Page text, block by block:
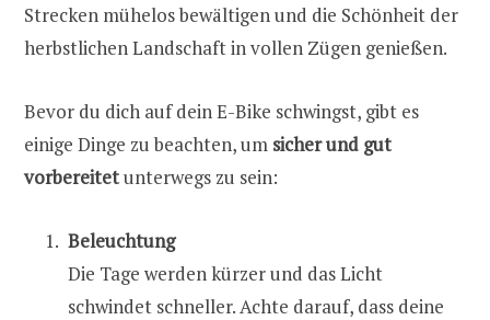
Strecken mühelos bewältigen und die Schönheit der
herbstlichen Landschaft in vollen Zügen genießen.
Bevor du dich auf dein E-Bike schwingst, gibt es
einige Dinge zu beachten, um sicher und gut
vorbereitetunterwegs zu sein:
Beleuchtung
Die Tage werden kürzer und das Licht
schwindet schneller. Achte darauf, dass deine